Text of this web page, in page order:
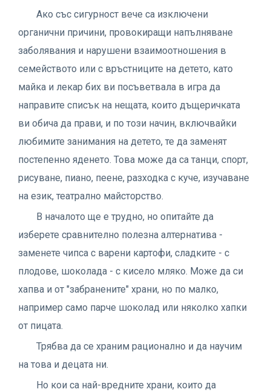
Ако със сигурност вече са изключени
органични причини, провокиращи напълняване
заболявания и нарушени взаимоотношения в
семейството или с връстниците на детето, като
майка и лекар бих ви посъветвала в игра да
направите списък на нещата, които дъщеричката
ви обича да прави, и по този начин, включвайки
любимите занимания на детето, те да заменят
постепенно яденето. Това може да са танци, спорт,
рисуване, пиано, пеене, разходка с куче, изучаване
на език, театрално майсторство.
В началото ще е трудно, но опитайте да
изберете сравнително полезна алтернатива -
заменете чипса с варени картофи, сладките - с
плодове, шоколада - с кисело мляко. Може да си
хапва и от "забранените" храни, но по малко,
например само парче шоколад или няколко хапки
от пицата.
Трябва да се храним рационално и да научим
на това и децата ни.
Но кои са най-вредните храни, които да